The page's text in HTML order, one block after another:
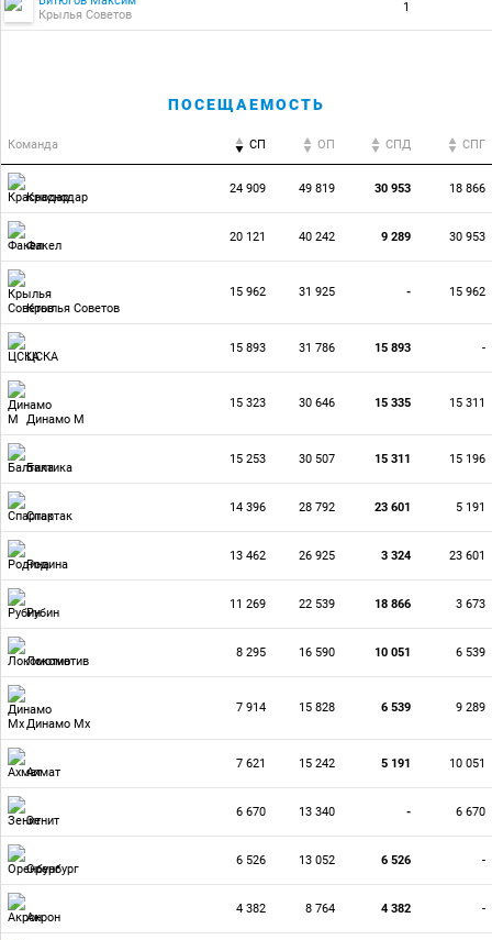
Крылья Советов
1
ПОСЕЩАЕМОСТЬ
Команда СП ОП CПД CПГ
Краснодар
24 909 49 819 30 953 18 866
Факел
20 121 40 242 9 289 30 953
Крылья Советов
15 962 31 925 - 15 962
ЦСКА
15 893 31 786 15 893 -
Динамо М
15 323 30 646 15 335 15 311
Балтика
15 253 30 507 15 311 15 196
Спартак
14 396 28 792 23 601 5 191
Родина
13 462 26 925 3 324 23 601
Рубин
11 269 22 539 18 866 3 673
Локомотив
8 295 16 590 10 051 6 539
Динамо Мх
7 914 15 828 6 539 9 289
Ахмат
7 621 15 242 5 191 10 051
Зенит
6 670 13 340 - 6 670
Оренбург
6 526 13 052 6 526 -
Акрон
4 382 8 764 4 382 -